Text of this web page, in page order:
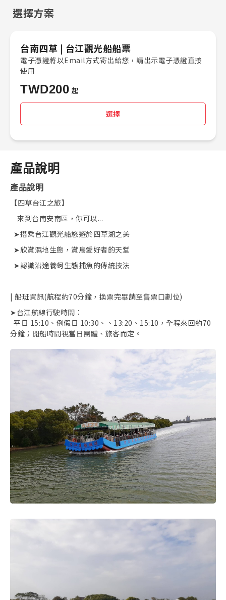
選擇方案
台南四草 | 台江觀光船船票
電子憑證將以Email方式寄出給您，請出示電子憑證直接
使用
TWD200 起
選擇
產品說明
產品說明
【四草台江之旅】
來到台南安南區，你可以...
➤搭乘台江觀光船悠遊於四草湖之美
➤欣賞濕地生態，賞鳥愛好者的天堂
➤認識沿途養蚵生態捕魚的傳統技法
| 船班資訊(航程約70分鐘，換票完畢請至售票口劃位)
➤台江航線行駛時間：
平日 15:10、例假日 10:30、、13:20、15:10，全程來回約70
分鐘；開船時間視當日團體、旅客而定。